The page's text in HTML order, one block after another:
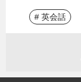
# 英会話